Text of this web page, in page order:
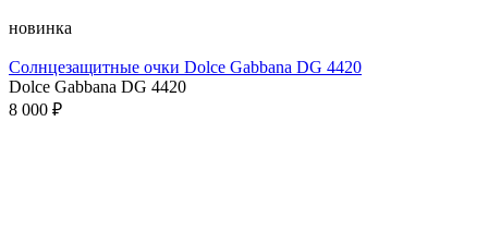
новинка
Солнцезащитные очки Dolce Gabbana DG 4420
Dolce Gabbana DG 4420
8 000 ₽